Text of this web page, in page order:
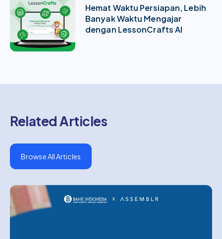
Hemat Waktu Persiapan, Lebih
Banyak Waktu Mengajar
dengan LessonCrafts AI
Related Articles
Browse All Articles